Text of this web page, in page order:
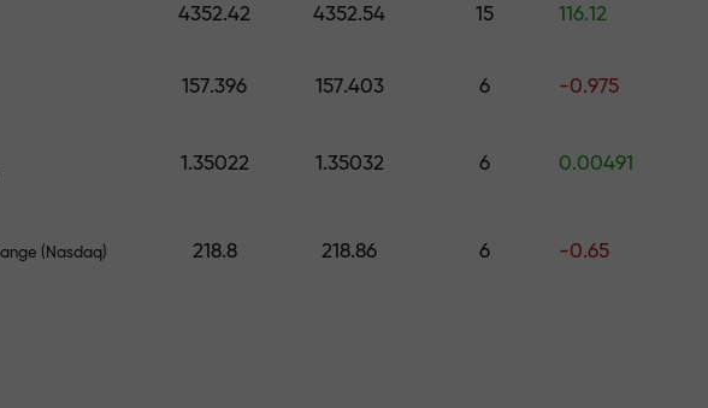
إيداعك بألف
قم بإيداع المبلغ في حسابك باستخدام $333 — اختر هدية تصل قيمتها إلى $1,500
نحن
4352.42 4352.54 15 116.12
157.396 157.403 6 -0.975
1.35022 1.35032 6 0.00491
(Nasdaq)
218.8 218.86 6 -0.65